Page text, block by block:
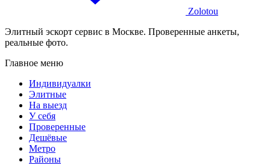
Zolotou
Элитный эскорт сервис в Москве. Проверенные анкеты,
реальные фото.
Главное меню
Индивидуалки
Элитные
На выезд
У себя
Проверенные
Дешёвые
Метро
Районы